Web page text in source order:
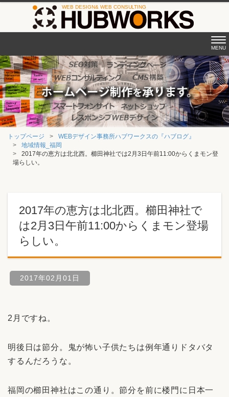
MENU
トップページ
WEBデザイン事務所ハブワークスの『ハブログ』
地域情報_福岡
2017年の恵方は北北西。櫛田神社では2月3日午前11:00からくまモン登
場らしい。
2017年の恵方は北北西。櫛田神社で
は2月3日午前11:00からくまモン登場
らしい。
2017年02月01日
2月ですね。
明後日は節分。鬼が怖い子供たちは例年通りドタバタ
するんだろうな。
福岡の櫛田神社はこの通り。節分を前に楼門に日本一